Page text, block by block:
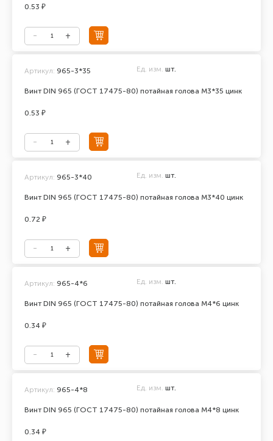
0.53 ₽
Винт DIN 965 (ГОСТ 17475-80) потайная голова М3*35 цинк
Артикул: 965-3*35 Ед. изм. шт.
0.53 ₽
Винт DIN 965 (ГОСТ 17475-80) потайная голова М3*40 цинк
Артикул: 965-3*40 Ед. изм. шт.
0.72 ₽
Винт DIN 965 (ГОСТ 17475-80) потайная голова М4*6 цинк
Артикул: 965-4*6 Ед. изм. шт.
0.34 ₽
Винт DIN 965 (ГОСТ 17475-80) потайная голова М4*8 цинк
Артикул: 965-4*8 Ед. изм. шт.
0.34 ₽